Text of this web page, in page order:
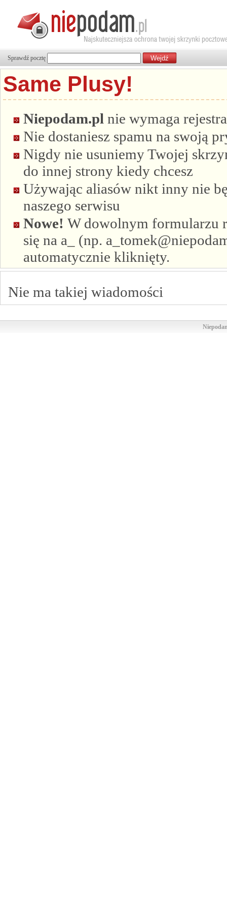
Sprawdź pocztę
Same Plusy!
Niepodam.pl nie wymaga
Nie dostaniesz spamu na swoją
Nigdy nie usuniemy Twojej
do innej strony kiedy chcesz
Używając aliasów nikt inny nie
naszego serwisu
Nowe! W dowolnym formularzu
się na a_ (np.
automatycznie kliknięty.
Nie ma takiej wiadomości